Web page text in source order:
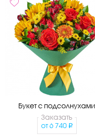
Букет с подсолнухами
Заказать
от 6 740